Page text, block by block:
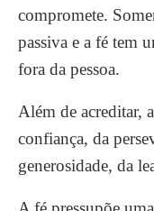
compromete.
passiva e a fé tem
fora da pessoa.
Além de acreditar,
confiança, da
generosidade, da